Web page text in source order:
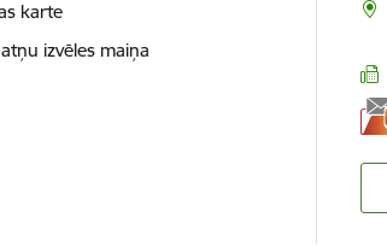
karte
izvēles maiņa